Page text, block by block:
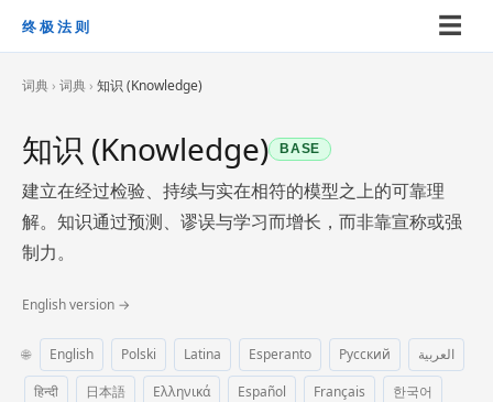
终极法则 ☰
词典 › 词典 › 知识 (Knowledge)
知识 (Knowledge) BASE
建立在经过检验、持续与实在相符的模型之上的可靠理
解。知识通过预测、谬误与学习而增长，而非靠宣称或强
制力。
English version →
🌐 English Polski Latina Esperanto Русский
العربية
हिन्दी
日本語 Ελληνικά Español Français
한국어